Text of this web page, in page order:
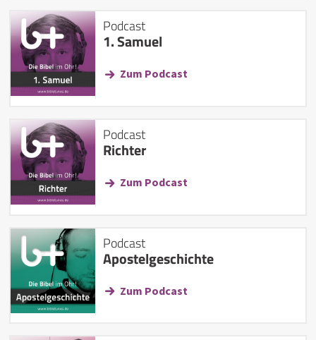
Podcast
1. Samuel
Zum Podcast
Podcast
Richter
Zum Podcast
Podcast
Apostelgeschichte
Zum Podcast